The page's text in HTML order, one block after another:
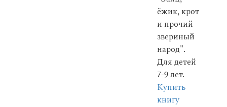
ёжик, крот
и прочий
звериный
народ".
Для детей
7-9 лет.
Купить
книгу